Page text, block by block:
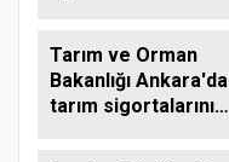
Tarım ve Orman
Bakanlığı Ankara'da
tarım sigortalarını